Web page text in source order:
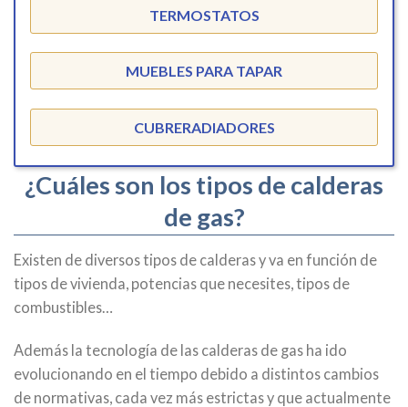
TERMOSTATOS
MUEBLES PARA TAPAR
CUBRERADIADORES
¿Cuáles son los tipos de calderas
de gas?
Existen de diversos tipos de calderas y va en función de
tipos de vivienda, potencias que necesites, tipos de
combustibles…
Además la tecnología de las calderas de gas ha ido
evolucionando en el tiempo debido a distintos cambios
de normativas, cada vez más estrictas y que actualmente